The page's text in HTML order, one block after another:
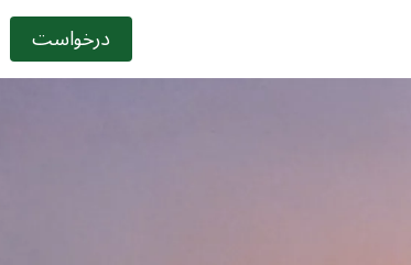
درخواست